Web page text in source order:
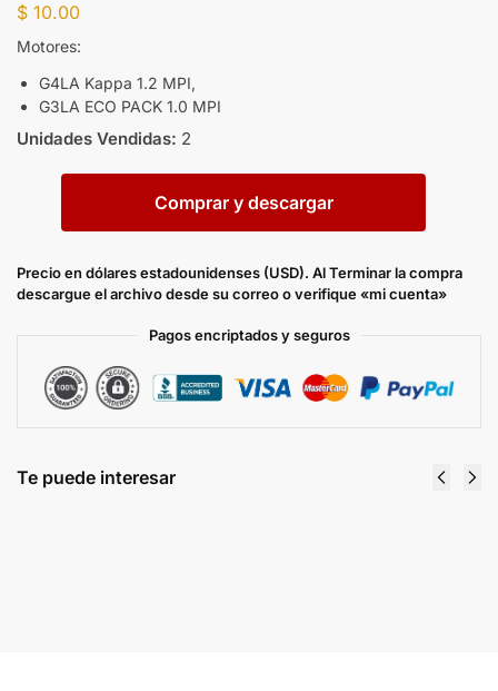
$ 10.00
Motores:
G4LA Kappa 1.2 MPI,
G3LA ECO PACK 1.0 MPI
Unidades Vendidas: 2
Comprar y descargar
Precio en dólares estadounidenses (USD). Al Terminar la compra
descargue el archivo desde su correo o verifique «mi cuenta»
Pagos encriptados y seguros
Te puede interesar